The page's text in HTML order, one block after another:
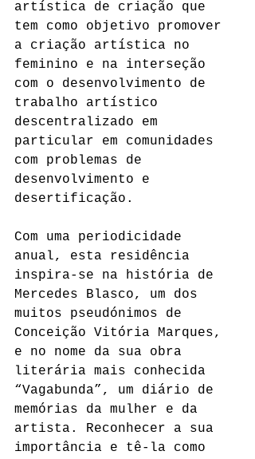
artística de criação que
tem como objetivo promover
a criação artística no
feminino e na interseção
com o desenvolvimento de
trabalho artístico
descentralizado em
particular em comunidades
com problemas de
desenvolvimento e
desertificação.
Com uma periodicidade
anual, esta residência
inspira-se na história de
Mercedes Blasco, um dos
muitos pseudónimos de
Conceição Vitória Marques,
e no nome da sua obra
literária mais conhecida
“Vagabunda”, um diário de
memórias da mulher e da
artista. Reconhecer a sua
importância e tê-la como